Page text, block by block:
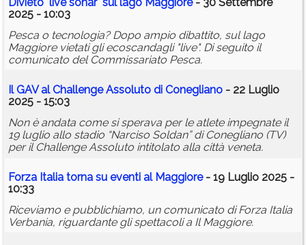
Divieto "live sonar" sul lago Maggiore- 30 Settembre
2025 - 10:03
Pesca o tecnologia? Dopo ampio dibattito, sul lago
Maggiore vietati gli ecoscandagli "live". Di seguito il
comunicato del Commissariato Pesca.
Il GAV al Challenge Assoluto di Conegliano - 22 Luglio
2025 - 15:03
Non è andata come si sperava per le atlete impegnate il
19 luglio allo stadio “Narciso Soldan” di Conegliano (TV)
per il Challenge Assoluto intitolato alla città veneta.
Forza Italia torna su eventi al Maggiore- 19 Luglio 2025 -
10:33
Riceviamo e pubblichiamo, un comunicato di Forza Italia
Verbania, riguardante gli spettacoli a Il Maggiore.